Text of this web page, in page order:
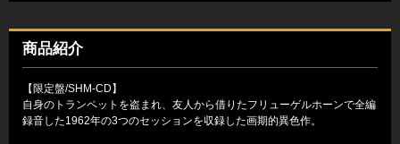
商品紹介
【限定盤/SHM-CD】
自身のトランペットを盗まれ、友人から借りたフリューゲルホーンで全編
録音した1962年の3つのセッションを収録した画期的異色作。